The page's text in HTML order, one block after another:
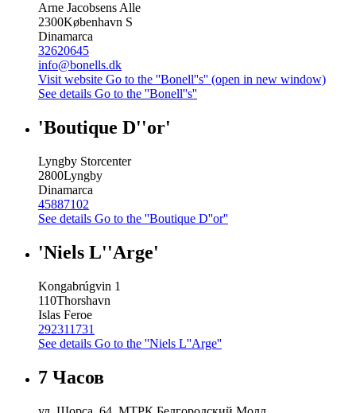
Arne Jacobsens Alle
2300København S
Dinamarca
32620645
info@bonells.dk
Visit website Go to the ''Bonell''s'' (open in new window)
See details Go to the ''Bonell''s''
'Boutique D''or'
Lyngby Storcenter
2800Lyngby
Dinamarca
45887102
See details Go to the ''Boutique D''or''
'Niels L''Arge'
Kongabrúgvin 1
110Thorshavn
Islas Feroe
292311731
See details Go to the ''Niels L''Arge''
7 Часов